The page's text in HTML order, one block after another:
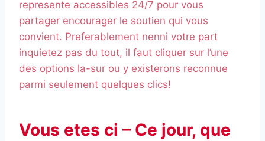
represente accessibles 24/7 pour vous
partager encourager le soutien qui vous
convient. Preferablement nenni votre part
inquietez pas du tout, il faut cliquer sur l’une
des options la-sur ou y existerons reconnue
parmi seulement quelques clics!
Vous etes ci – Ce jour, que